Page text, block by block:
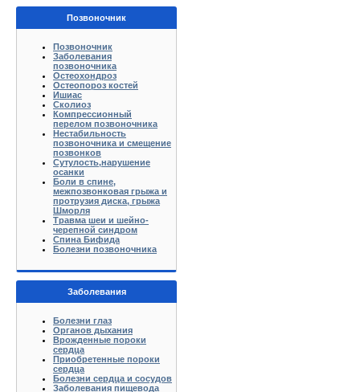
Позвоночник
Позвоночник
Заболевания
позвоночника
Остеохондроз
Остеопороз костей
Ишиас
Сколиоз
Компрессионный
перелом позвоночника
Нестабильность
позвоночника и смещение
позвонков
Сутулость,нарушение
осанки
Боли в спине,
межпозвонковая грыжа и
протрузия диска, грыжа
Шморля
Травма шеи и шейно-
черепной синдром
Спина Бифида
Болезни позвоночника
Заболевания
Болезни глаз
Органов дыхания
Врожденные пороки
сердца
Приобретенные пороки
сердца
Болезни сердца и сосудов
Заболевания пищевода